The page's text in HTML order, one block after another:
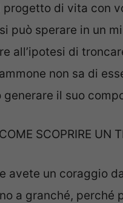
di vita con
può sperare in un
all’ipotesi di
non sa di
generare il suo
SCOPRIRE UN
avete un coraggio
a granché, perché